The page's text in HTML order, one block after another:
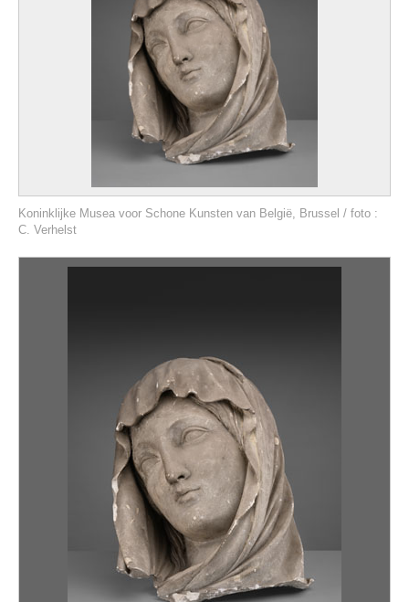
Koninklijke Musea voor Schone Kunsten van België, Brussel / foto :
C. Verhelst